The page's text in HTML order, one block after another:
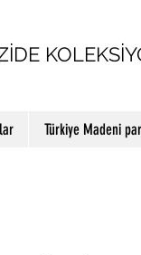
Türkiye Madeni